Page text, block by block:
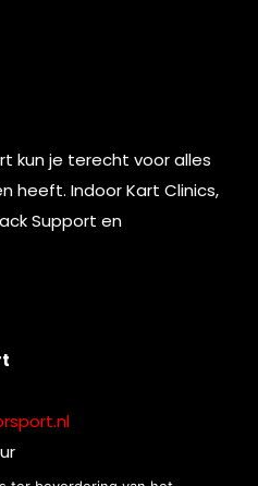
kun je terecht voor alles
heeft. Indoor Kart Clinics,
Support en